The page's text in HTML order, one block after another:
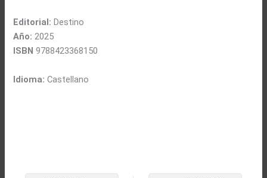
Editorial: Destino
Año: 2025
ISBN 9788423368150
Idioma: Castellano